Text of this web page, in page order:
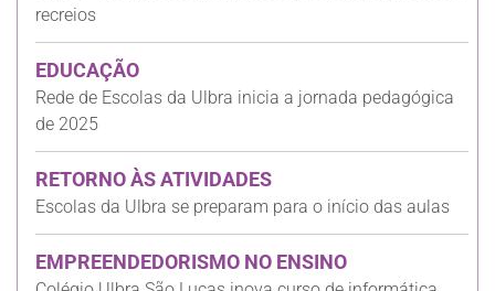
recreios
EDUCAÇÃO
Rede de Escolas da Ulbra inicia a jornada pedagógica
de 2025
RETORNO ÀS ATIVIDADES
Escolas da Ulbra se preparam para o início das aulas
EMPREENDEDORISMO NO ENSINO